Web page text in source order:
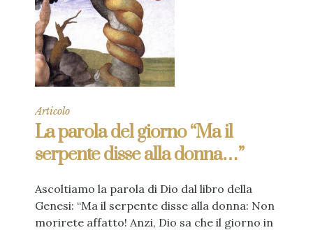
Articolo
La parola del giorno “Ma il
serpente disse alla donna…”
Ascoltiamo la parola di Dio dal libro della
Genesi: “Ma il serpente disse alla donna: Non
morirete affatto! Anzi, Dio sa che il giorno in